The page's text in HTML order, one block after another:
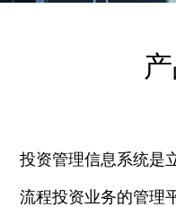
投资管理信息系统是
流程投资业务的管理